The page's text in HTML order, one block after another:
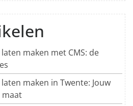
maken met CMS: de
maken in Twente: Jouw
maat